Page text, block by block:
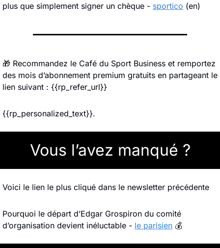
plus que simplement signer un chèque - sportico (en)
🎁 Recommandez le Café du Sport Business et remportez
des mois d’abonnement premium gratuits en partageant le
lien suivant : {{rp_refer_url}}
{{rp_personalized_text}}.
Vous l’avez manqué ?
Voici le lien le plus cliqué dans le newsletter précédente
Pourquoi le départ d’Edgar Grospiron du comité
d’organisation devient inéluctable - le parisien 💰